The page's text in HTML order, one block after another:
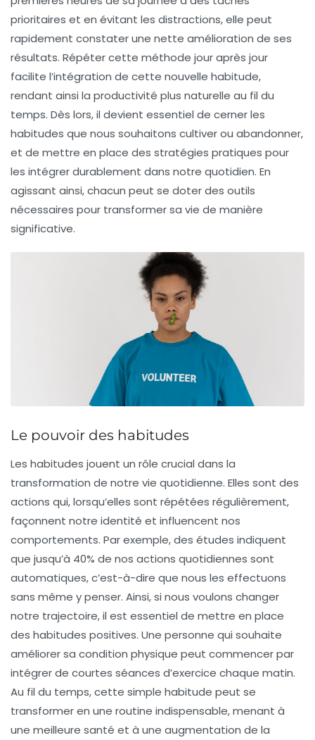
prioritaires et en évitant les distractions, elle peut
rapidement constater une nette amélioration de ses
résultats. Répéter cette méthode jour après jour
facilite l’intégration de cette nouvelle habitude,
rendant ainsi la productivité plus naturelle au fil du
temps. Dès lors, il devient essentiel de cerner les
habitudes que nous souhaitons cultiver ou abandonner,
et de mettre en place des stratégies pratiques pour
les intégrer durablement dans notre quotidien. En
agissant ainsi, chacun peut se doter des outils
nécessaires pour transformer sa vie de manière
significative.
Le pouvoir des habitudes
Les habitudes jouent un rôle crucial dans la
transformation de notre vie quotidienne. Elles sont des
actions qui, lorsqu’elles sont répétées régulièrement,
façonnent notre identité et influencent nos
comportements. Par exemple, des études indiquent
que jusqu’à 40% de nos actions quotidiennes sont
automatiques, c’est-à-dire que nous les effectuons
sans même y penser. Ainsi, si nous voulons changer
notre trajectoire, il est essentiel de mettre en place
des habitudes positives. Une personne qui souhaite
améliorer sa condition physique peut commencer par
intégrer de courtes séances d’exercice chaque matin.
Au fil du temps, cette simple habitude peut se
transformer en une routine indispensable, menant à
une meilleure santé et à une augmentation de la